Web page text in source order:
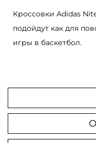
а
р
а
о
с
о
Кроссовки Adidas
подойдут как для
игры в баскетбол.